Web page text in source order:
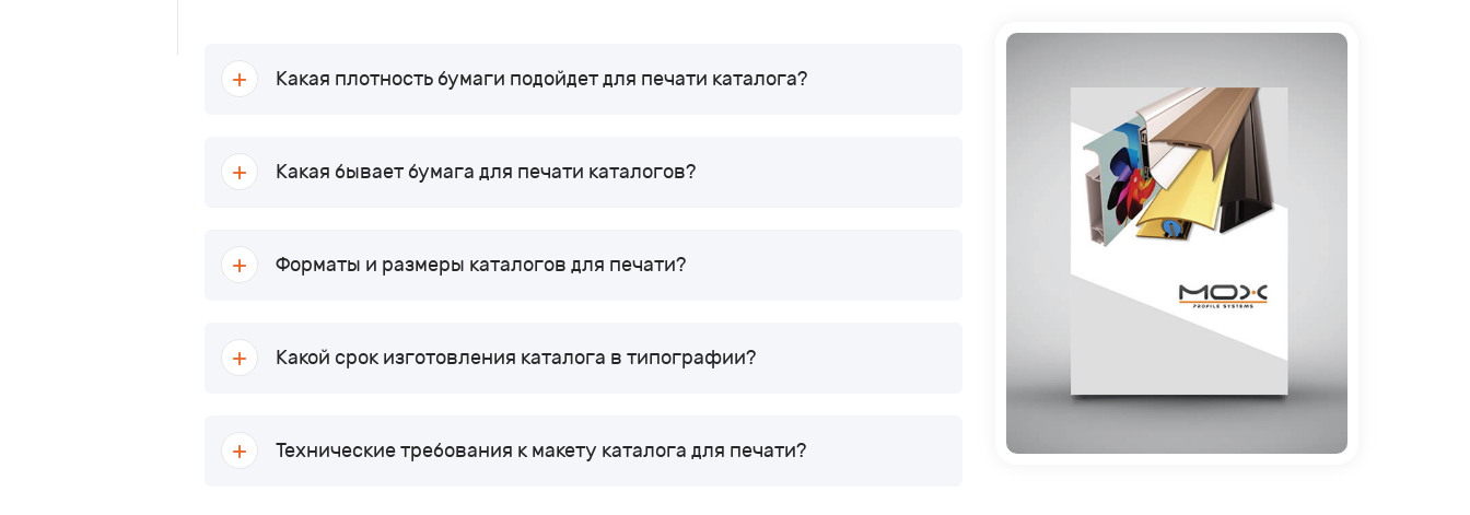
Какая плотность бумаги подойдет для печати каталога?
Какая бывает бумага для печати каталогов?
Форматы и размеры каталогов для печати?
Какой срок изготовления каталога в типографии?
Технические требования к макету каталога для печати?